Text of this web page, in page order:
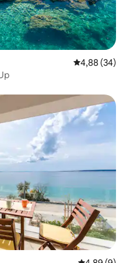
4,88 av 5 i
4,88 (34)